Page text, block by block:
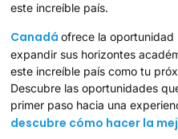
este increíble país.
Canadáofrece la oportunidad
expandir sus horizontes
este increíble país como tu
Descubre las oportunidades
primer paso hacia una
descubre cómo hacer la